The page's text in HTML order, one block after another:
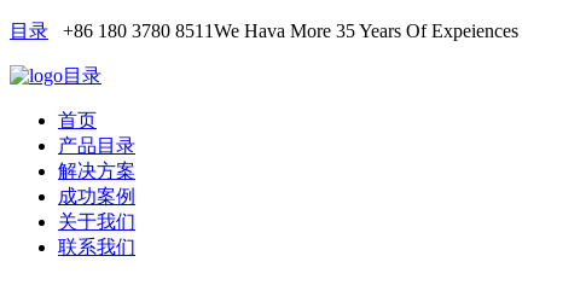
目录 +86 180 3780 8511We Hava More 35 Years Of Expeiences
目录
首页
产品目录
解决方案
成功案例
关于我们
联系我们